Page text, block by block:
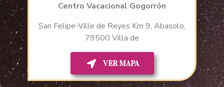
Centro Vacacional Gogorrón
San Felipe-Ville de Reyes Km 9, Abasolo,
79500 Villa de
VER MAPA